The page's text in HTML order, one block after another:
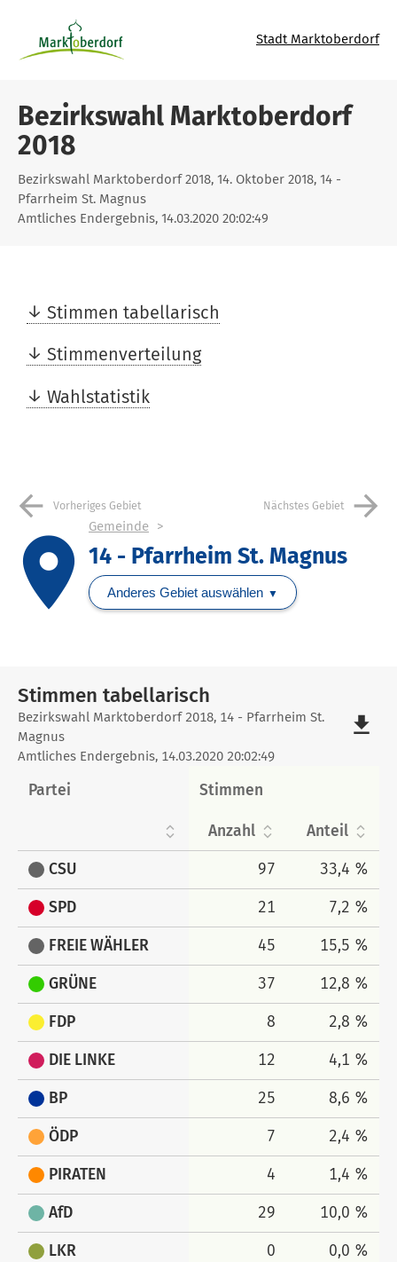
Stadt Marktoberdorf
Bezirkswahl Marktoberdorf
2018
Bezirkswahl Marktoberdorf 2018, 14. Oktober 2018, 14 -
Pfarrheim St. Magnus
Amtliches Endergebnis, 14.03.2020 20:02:49
Stimmen tabellarisch
Stimmenverteilung
Wahlstatistik
arrow_back Vorheriges Gebiet Nächstes Gebiet arrow_forward
place
Gemeinde
14 - Pfarrheim St. Magnus
Anderes Gebiet auswählen
Stimmen tabellarisch
Stimmen
tabellarisch
Bezirkswahl Marktoberdorf 2018, 14 - Pfarrheim St.
Magnus
Amtliches Endergebnis, 14.03.2020 20:02:49
file_download
Partei Stimmen
Anzahl Anteil
CSU 97 33,4 %
SPD 21 7,2 %
FREIE WÄHLER 45 15,5 %
GRÜNE 37 12,8 %
FDP 8 2,8 %
DIE LINKE 12 4,1 %
BP 25 8,6 %
ÖDP 7 2,4 %
PIRATEN 4 1,4 %
AfD 29 10,0 %
LKR 0 0,0 %